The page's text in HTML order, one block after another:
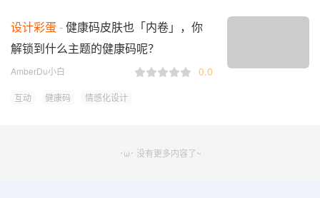
设计彩蛋 健康码皮肤也「内卷」，你
解锁到什么主题的健康码呢？
AmberDu小白 0.0
互动 健康码 情感化设计
･ω･ 没有更多内容了~